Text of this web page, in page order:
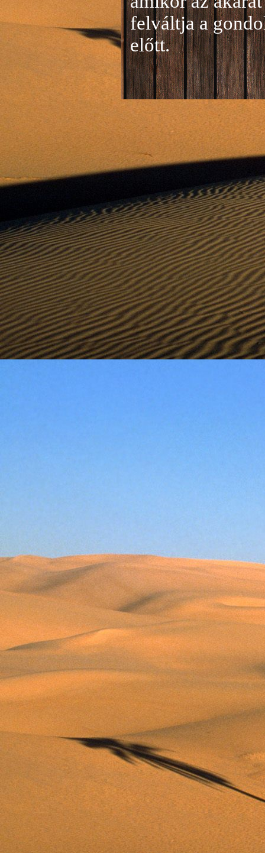
felváltja a
előtt.
Jelentkezés a
A
folyamatosan
benyújtása a je
történik mind
személyesen.
személyesen a
címen tudjátok
Kérelmeteket
2081 Piliscsaba,
e-mail:
telefonszám:
Dr. Göllner
2081 Piliscsaba,
e-mail:
telefonszám:
adószám: